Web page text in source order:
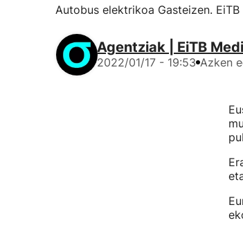
Autobus elektrikoa Gasteizen.
Agentziak | EiTB
2022/01/17 - 19:53 Azken